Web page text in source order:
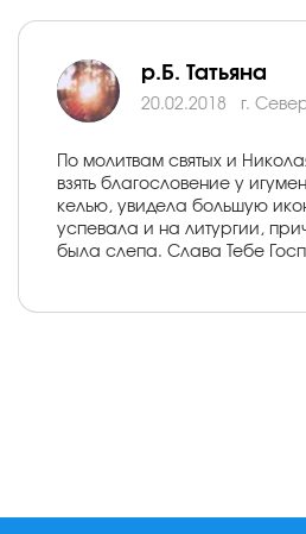
р.Б. Татьяна
20.02.2018 г.
По молитвам святых и
взять благословение у
келью, увидела большую
успевала и на литургии,
была слепа. Слава Тебе